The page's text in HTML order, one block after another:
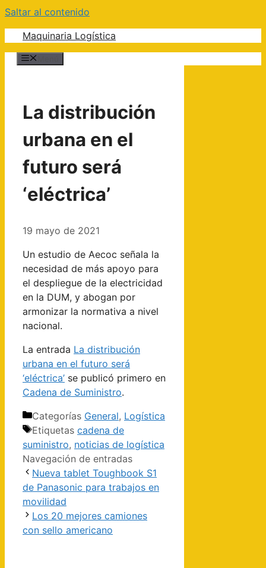
Saltar al contenido
Maquinaria Logística
La distribución
urbana en el
futuro será
‘eléctrica’
19 mayo de 2021
Un estudio de Aecoc señala la
necesidad de más apoyo para
el despliegue de la electricidad
en la DUM, y abogan por
armonizar la normativa a nivel
nacional.
La entrada La distribución
urbana en el futuro será
‘eléctrica’ se publicó primero en
Cadena de Suministro.
Categorías General, Logística
Etiquetas cadena de
suministro, noticias de logística
Navegación de entradas
Nueva tablet Toughbook S1
de Panasonic para trabajos en
movilidad
Los 20 mejores camiones
con sello americano